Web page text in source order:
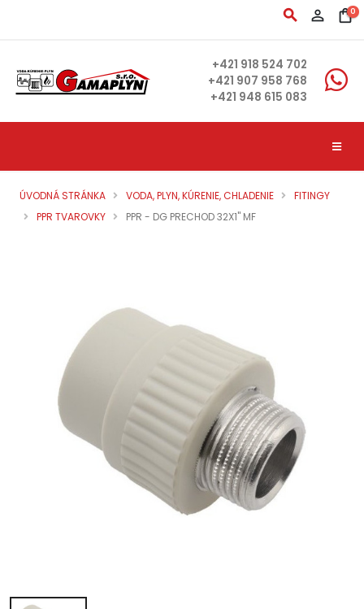
search person_outline shopping_bag0
+421 918 524 702
+421 907 958 768
+421 948 615 083
ÚVODNÁ STRÁNKA VODA, PLYN, KÚRENIE, CHLADENIE
FITINGY
PPR TVAROVKY
PPR - DG PRECHOD 32X1" MF